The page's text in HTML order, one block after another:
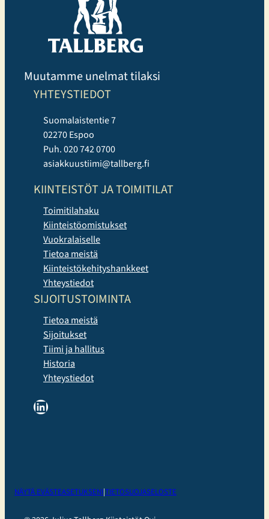
Muutamme unelmat tilaksi
YHTEYSTIEDOT
Suomalaistentie 7
02270 Espoo
Puh. 020 742 0700
asiakkuustiimi@tallberg.fi
KIINTEISTÖT JA TOIMITILAT
Toimitilahaku
Kiinteistöomistukset
Vuokralaiselle
Tietoa meistä
Kiinteistökehityshankkeet
Yhteystiedot
SIJOITUSTOIMINTA
Tietoa meistä
Sijoitukset
Tiimi ja hallitus
Historia
Yhteystiedot
LinkedIn
NÄYTÄ EVÄSTEASETUKSENI|TIETOSUOJASELOSTE